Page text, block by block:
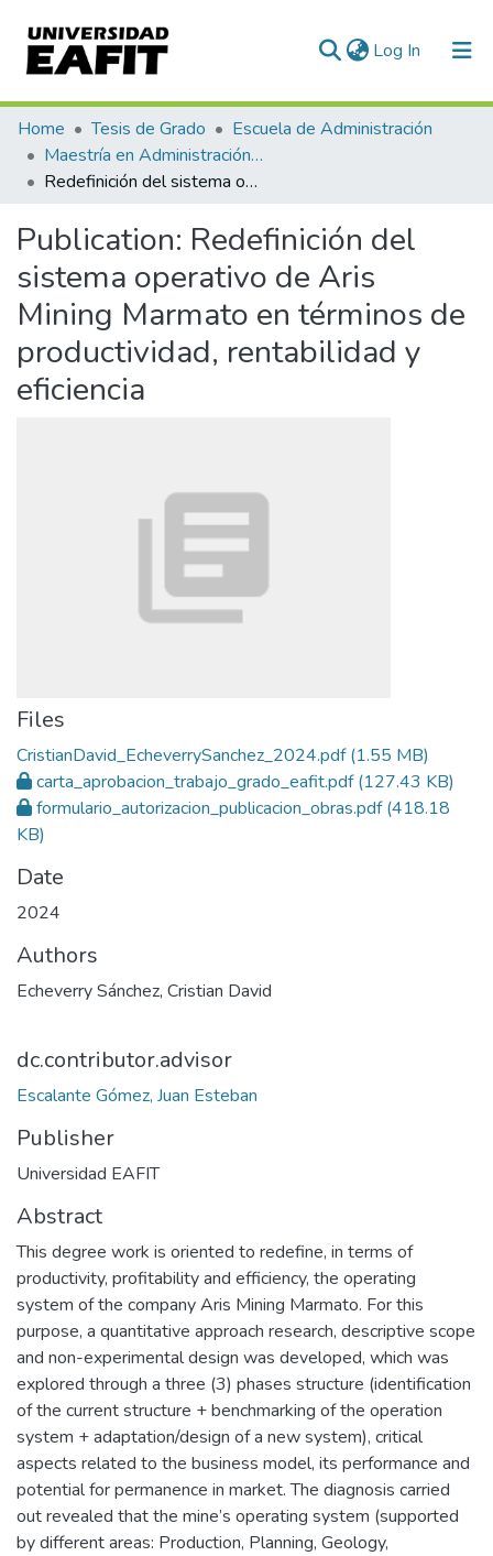
Log In (current)
Communities & Collections
All of DSpace
Home Tesis de Grado
Escuela de Administración
Maestría en Administración - MBA (tesis)
Redefinición del sistema operativo de Aris Mining Marmato en términos de productividad, rentabilidad y eficiencia
Publication: Redefinición del
sistema operativo de Aris
Mining Marmato en términos de
productividad, rentabilidad y
eficiencia
Files
CristianDavid_EcheverrySanchez_2024.pdf(1.55 MB)
carta_aprobacion_trabajo_grado_eafit.pdf(127.43 KB)
formulario_autorizacion_publicacion_obras.pdf(418.18
KB)
Date
2024
Authors
Echeverry Sánchez, Cristian David
dc.contributor.advisor
Escalante Gómez, Juan Esteban
Publisher
Universidad EAFIT
Abstract
This degree work is oriented to redefine, in terms of
productivity, profitability and efficiency, the operating
system of the company Aris Mining Marmato. For this
purpose, a quantitative approach research, descriptive scope
and non-experimental design was developed, which was
explored through a three (3) phases structure (identification
of the current structure + benchmarking of the operation
system + adaptation/design of a new system), critical
aspects related to the business model, its performance and
potential for permanence in market. The diagnosis carried
out revealed that the mine’s operating system (supported
by different areas: Production, Planning, Geology,